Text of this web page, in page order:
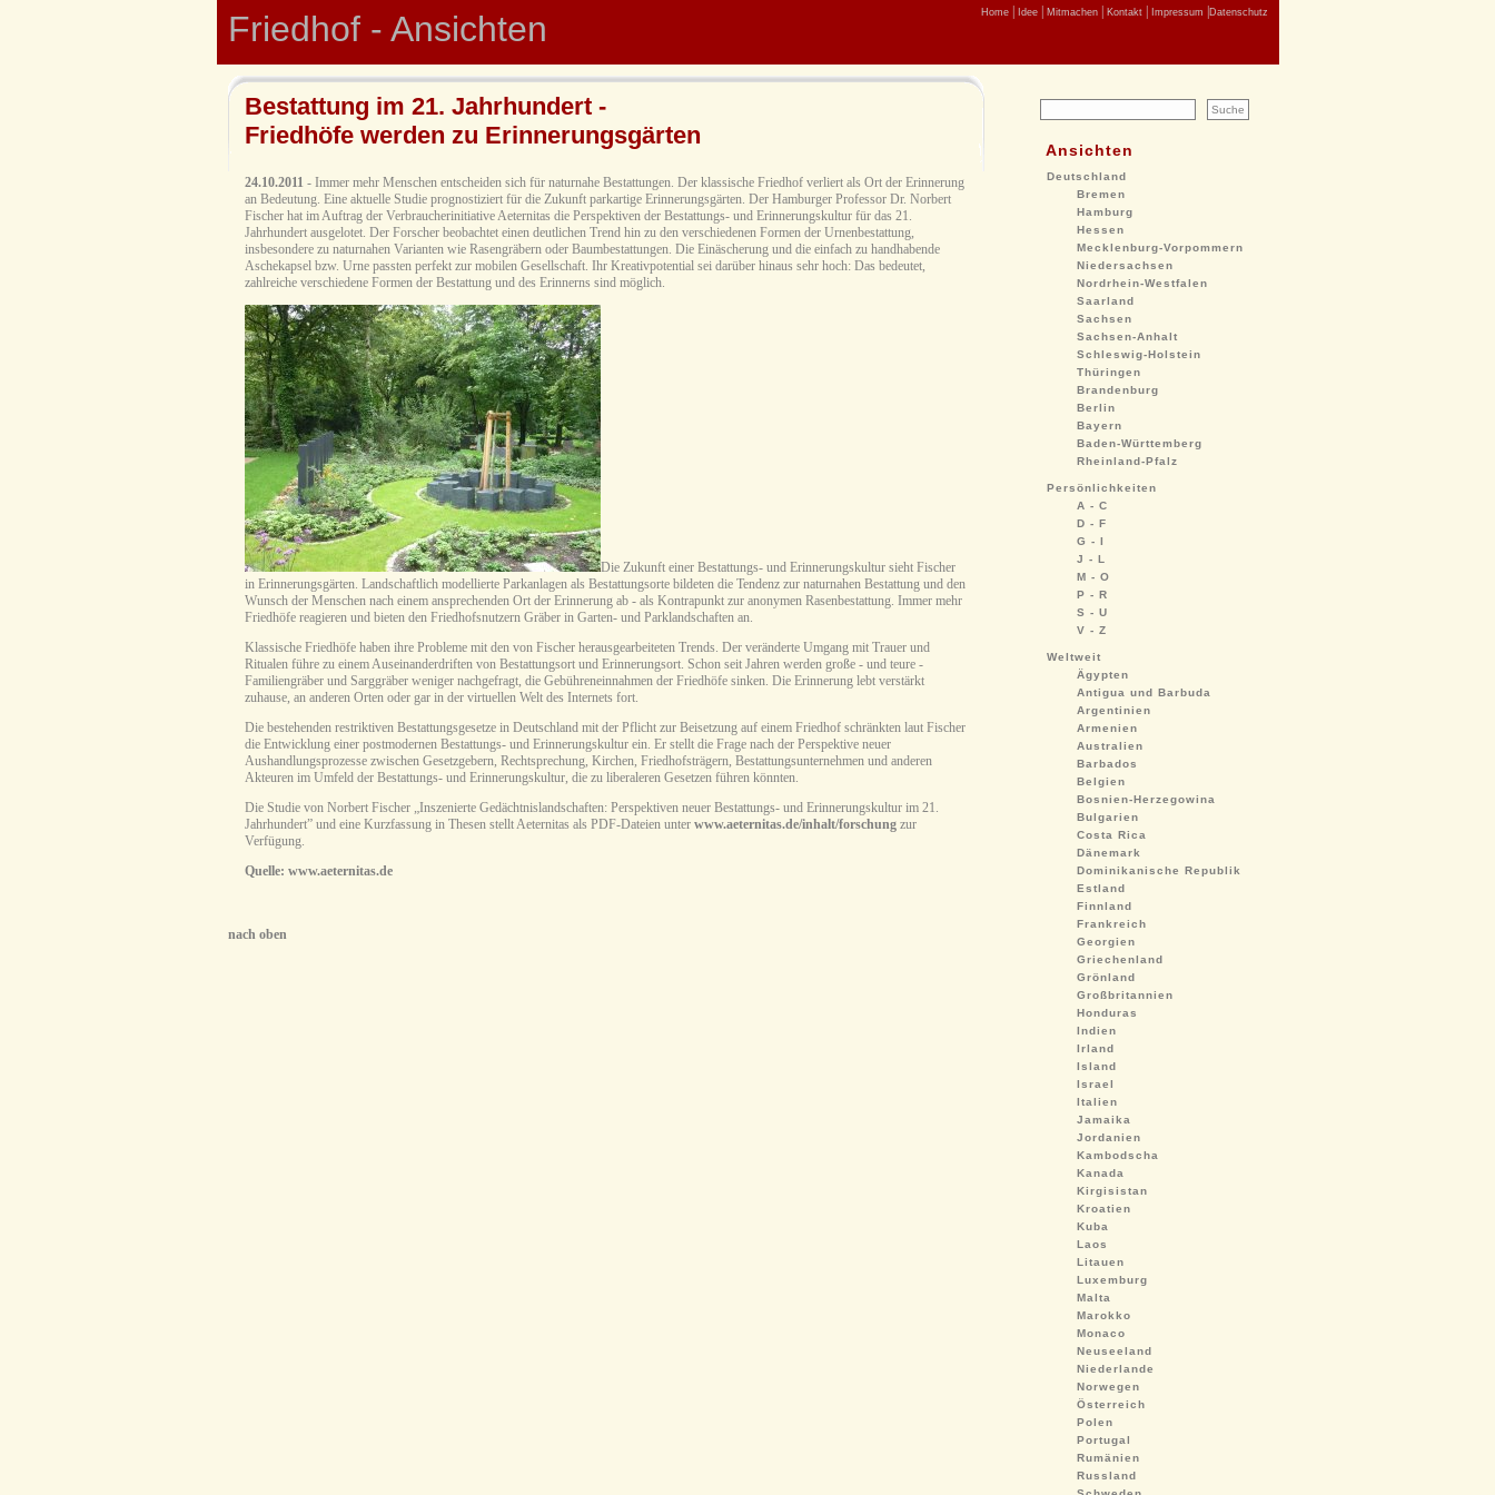
Friedhof - Ansichten Home Idee Mitmachen Kontakt Impressum Datenschutz
Bestattung im 21. Jahrhundert -
Friedhöfe werden zu Erinnerungsgärten
24.10.2011- Immer mehr Menschen entscheiden sich für naturnahe Bestattungen. Der klassische Friedhof verliert als Ort der Erinnerung
an Bedeutung. Eine aktuelle Studie prognostiziert für die Zukunft parkartige Erinnerungsgärten. Der Hamburger Professor Dr. Norbert
Fischer hat im Auftrag der Verbraucherinitiative Aeternitas die Perspektiven der Bestattungs- und Erinnerungskultur für das 21.
Jahrhundert ausgelotet. Der Forscher beobachtet einen deutlichen Trend hin zu den verschiedenen Formen der Urnenbestattung,
insbesondere zu naturnahen Varianten wie Rasengräbern oder Baumbestattungen. Die Einäscherung und die einfach zu handhabende
Aschekapsel bzw. Urne passten perfekt zur mobilen Gesellschaft. Ihr Kreativpotential sei darüber hinaus sehr hoch: Das bedeutet,
zahlreiche verschiedene Formen der Bestattung und des Erinnerns sind möglich.
Die Zukunft einer Bestattungs- und Erinnerungskultur sieht Fischer
in Erinnerungsgärten. Landschaftlich modellierte Parkanlagen als Bestattungsorte bildeten die Tendenz zur naturnahen Bestattung und den
Wunsch der Menschen nach einem ansprechenden Ort der Erinnerung ab - als Kontrapunkt zur anonymen Rasenbestattung. Immer mehr
Friedhöfe reagieren und bieten den Friedhofsnutzern Gräber in Garten- und Parklandschaften an.
Klassische Friedhöfe haben ihre Probleme mit den von Fischer herausgearbeiteten Trends. Der veränderte Umgang mit Trauer und
Ritualen führe zu einem Auseinanderdriften von Bestattungsort und Erinnerungsort. Schon seit Jahren werden große - und teure -
Familiengräber und Sarggräber weniger nachgefragt, die Gebühreneinnahmen der Friedhöfe sinken. Die Erinnerung lebt verstärkt
zuhause, an anderen Orten oder gar in der virtuellen Welt des Internets fort.
Die bestehenden restriktiven Bestattungsgesetze in Deutschland mit der Pflicht zur Beisetzung auf einem Friedhof schränkten laut Fischer
die Entwicklung einer postmodernen Bestattungs- und Erinnerungskultur ein. Er stellt die Frage nach der Perspektive neuer
Aushandlungsprozesse zwischen Gesetzgebern, Rechtsprechung, Kirchen, Friedhofsträgern, Bestattungsunternehmen und anderen
Akteuren im Umfeld der Bestattungs- und Erinnerungskultur, die zu liberaleren Gesetzen führen könnten.
Die Studie von Norbert Fischer „Inszenierte Gedächtnislandschaften: Perspektiven neuer Bestattungs- und Erinnerungskultur im 21.
Jahrhundert” und eine Kurzfassung in Thesen stellt Aeternitas als PDF-Dateien unter www.aeternitas.de/inhalt/forschungzur
Verfügung.
Quelle: www.aeternitas.de
nach oben
Ansichten
Deutschland
Bremen
Hamburg
Hessen
Mecklenburg-Vorpommern
Niedersachsen
Nordrhein-Westfalen
Saarland
Sachsen
Sachsen-Anhalt
Schleswig-Holstein
Thüringen
Brandenburg
Berlin
Bayern
Baden-Württemberg
Rheinland-Pfalz
Persönlichkeiten
A - C
D - F
G - I
J - L
M - O
P - R
S - U
V - Z
Weltweit
Ägypten
Antigua und Barbuda
Argentinien
Armenien
Australien
Barbados
Belgien
Bosnien-Herzegowina
Bulgarien
Costa Rica
Dänemark
Dominikanische Republik
Estland
Finnland
Frankreich
Georgien
Griechenland
Grönland
Großbritannien
Honduras
Indien
Irland
Island
Israel
Italien
Jamaika
Jordanien
Kambodscha
Kanada
Kirgisistan
Kroatien
Kuba
Laos
Litauen
Luxemburg
Malta
Marokko
Monaco
Neuseeland
Niederlande
Norwegen
Österreich
Polen
Portugal
Rumänien
Russland